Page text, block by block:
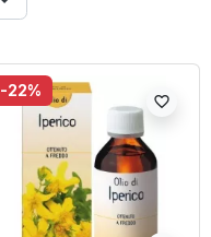
-22%
favorite_border